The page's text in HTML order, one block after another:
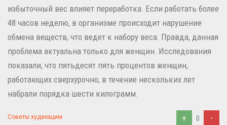
избыточный вес влияет переработка. Если работать более
48 часов неделю, в организме происходит нарушение
обмена веществ, что ведет к набору веса. Правда, данная
проблема актуальна только для женщин. Исследования
показали, что пятьдесят пять процентов женщин,
работающих сверхурочно, в течение нескольких лет
набрали порядка шести килограмм.
Советы худеющим + 0 -